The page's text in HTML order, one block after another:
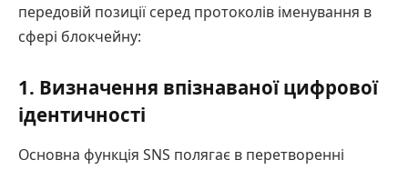
передовій позиції серед протоколів іменування в
сфері блокчейну:
1. Визначення впізнаваної цифрової
ідентичності
Основна функція SNS полягає в перетворенні